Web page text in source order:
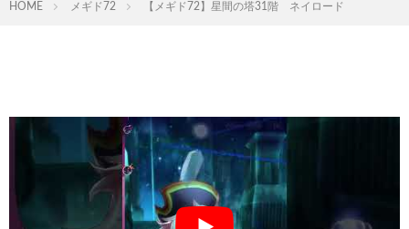
HOME メギド72 【メギド72】星間の塔31階 ネイロード